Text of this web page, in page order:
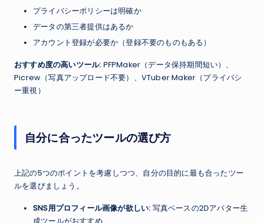
プライバシーポリシーは明確か
データの第三者提供はあるか
アカウント登録が必要か（登録不要のものもある）
おすすめ度の高いツール: PFPMaker（データ保持期間短い）、
Picrew（写真アップロード不要）、VTuber Maker（プライバシ
ー重視）
自分に合ったツールの選び方
上記の5つのポイントを考慮しつつ、自分の目的に最も合ったツー
ルを選びましょう。
SNS用プロフィール画像が欲しい: 写真ベースの2Dアバター生
成ツールがおすすめ